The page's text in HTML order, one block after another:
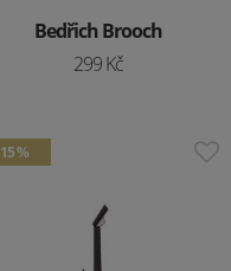
Bedřich Brooch
299 Kč
15 %